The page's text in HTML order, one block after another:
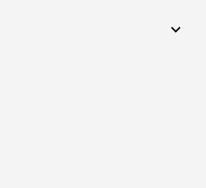
expand_more